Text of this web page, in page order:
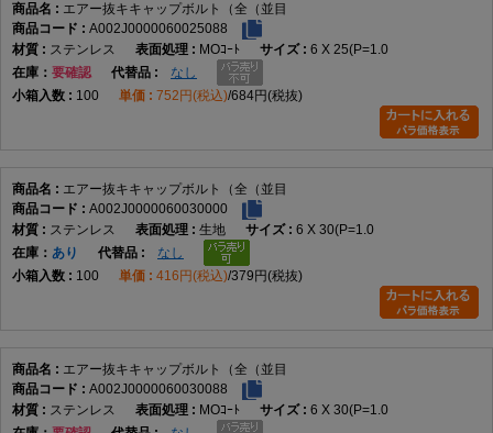
皿小ねじとの違い
皿小ねじは、皿穴へ頭部を沈めて取付面を平らに近づける締結部品です。本商品は
キャップボルトであり、皿頭としては登録されていません。
トラス小ねじは、一般に頭部径が広く、高さを抑えた丸い頭部を持つ小ねじです。
六角穴付きボルトとの違い
本商品も六角穴付きボルトの一種ですが、通常品と異なり、商品名にエアー抜き用
途が明記されています。ただし、内部通路の詳細構造はデータにありません。
キャップボルトとして、使用工具や周囲の作業スペースを確認します。具体的な頭
部寸法や六角穴寸法はメーカー資料で確認してください。
エアー抜キキャップボルト（全（並目
A002J0000060025088
ステンレス
MOｺｰﾄ
6 X 25(P=1.0
在庫
要確認
なし
100
752円(税込) 684円(税抜)
エアー抜キキャップボルト（全（並目
A002J0000060030000
ステンレス
生地
6 X 30(P=1.0
在庫
あり
なし
100
416円(税込) 379円(税抜)
エアー抜キキャップボルト（全（並目
A002J0000060030088
ステンレス
MOｺｰﾄ
6 X 30(P=1.0